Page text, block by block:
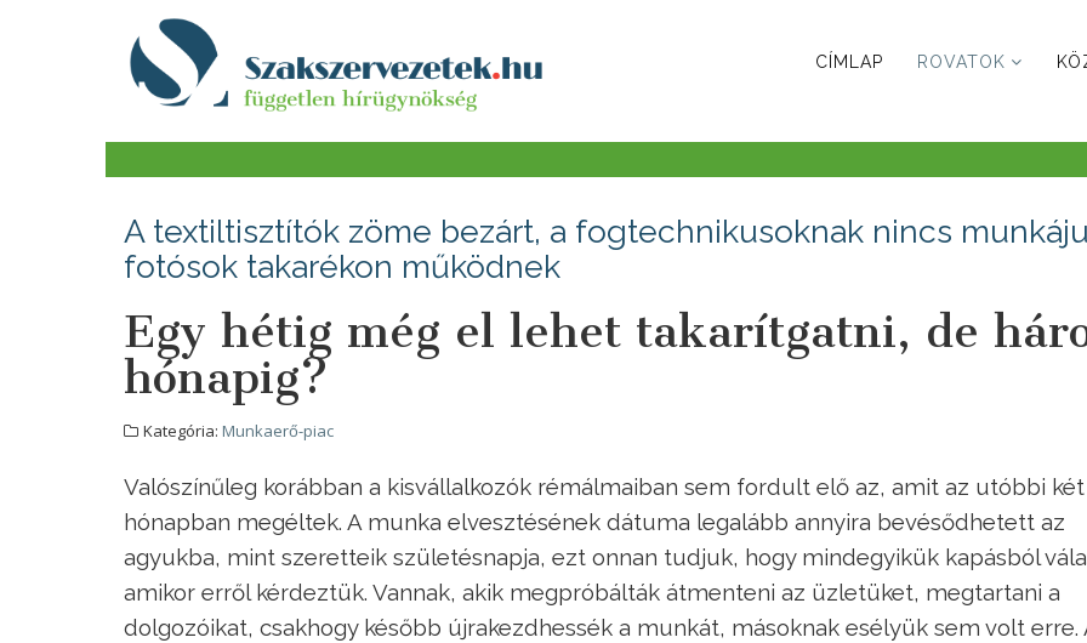
CÍMLAP ROVATOK
A textiltisztítók zöme bezárt, a fogtechnikusoknak nincs
fotósok takarékon működnek
Egy hétig még el lehet takarítgatni, de
hónapig?
Kategória: Munkaerő-piac
Valószínűleg korábban a kisvállalkozók rémálmaiban sem fordult elő az, amit az utóbbi két
hónapban megéltek. A munka elvesztésének dátuma legalább annyira bevésődhetett az
agyukba, mint szeretteik születésnapja, ezt onnan tudjuk, hogy mindegyikük kapásból
amikor erről kérdeztük. Vannak, akik megpróbálták átmenteni az üzletüket, megtartani a
dolgozóikat, csakhogy később újrakezdhessék a munkát, másoknak esélyük sem volt erre.